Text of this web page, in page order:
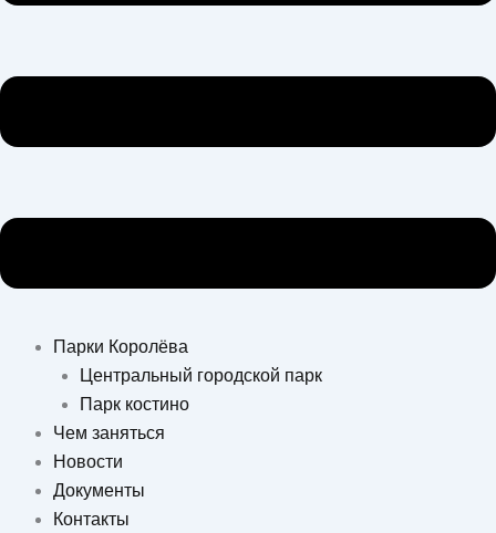
Парки Королёва
Центральный городской парк
Парк костино
Чем заняться
Новости
Документы
Контакты